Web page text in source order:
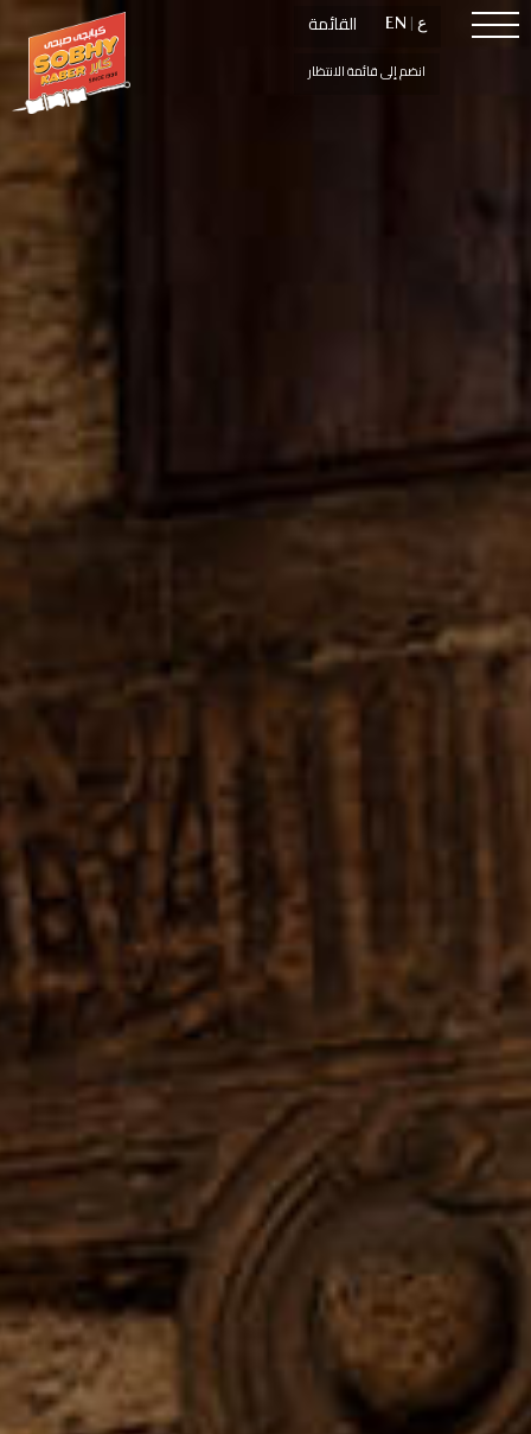
انضم إلى قائمة الانتظار
القائمة EN | ع
انضم إلى قائمة الانتظار
القائمة EN | ع